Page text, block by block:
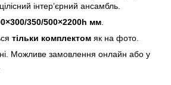
інтер’єрний ансамбль.
350/500×2200h мм
тільки комплектом як на фото.
Можливе замовлення онлайн або у